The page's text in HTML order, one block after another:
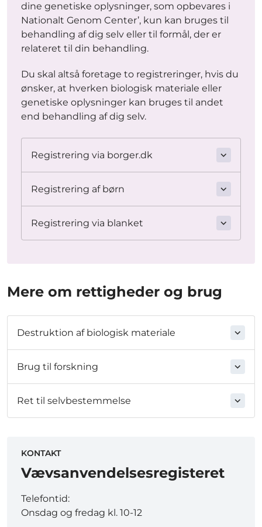
dine genetiske oplysninger, som opbevares i
Nationalt Genom Center’, kun kan bruges til
behandling af dig selv eller til formål, der er
relateret til din behandling.
Du skal altså foretage to registreringer, hvis du
ønsker, at hverken biologisk materiale eller
genetiske oplysninger kan bruges til andet
end behandling af dig selv.
Registrering via borger.dk
Registrering af børn
Registrering via blanket
Mere om rettigheder og brug
Destruktion af biologisk materiale
Brug til forskning
Ret til selvbestemmelse
KONTAKT
Vævsanvendelsesregisteret
Telefontid:
Onsdag og fredag kl. 10-12